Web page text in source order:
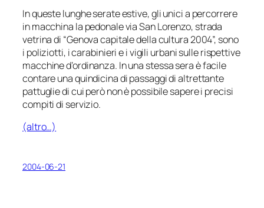
In queste lunghe serate estive, gli unici a percorrere
in macchina la pedonale via San Lorenzo, strada
vetrina di “Genova capitale della cultura 2004”, sono
i poliziotti, i carabinieri e i vigili urbani sulle rispettive
macchine d’ordinanza. In una stessa sera è facile
contare una quindicina di passaggi di altrettante
pattuglie di cui però non è possibile sapere i precisi
compiti di servizio.
(altro…)
2004-06-21